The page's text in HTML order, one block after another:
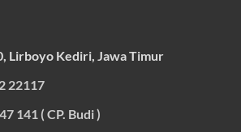
Lirboyo Kediri, Jawa Timur
22117
141 ( CP. Budi )